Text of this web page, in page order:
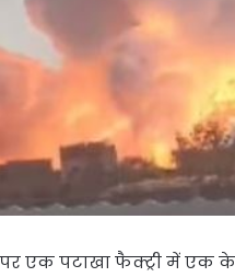
एक पटाखा फैक्ट्री में एक